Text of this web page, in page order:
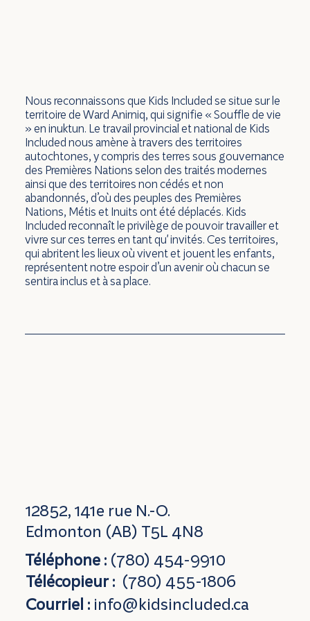
Nous reconnaissons que Kids Included se situe sur le
territoire de Ward Anirniq, qui signifie « Souffle de vie
» en inuktun. Le travail provincial et national de Kids
Included nous amène à travers des territoires
autochtones, y compris des terres sous gouvernance
des Premières Nations selon des traités modernes
ainsi que des territoires non cédés et non
abandonnés, d’où des peuples des Premières
Nations, Métis et Inuits ont été déplacés. Kids
Included reconnaît le privilège de pouvoir travailler et
vivre sur ces terres en tant qu' invités. Ces territoires,
qui abritent les lieux où vivent et jouent les enfants,
représentent notre espoir d’un avenir où chacun se
sentira inclus et à sa place.
12852, 141e rue N.-O.
Edmonton (AB) T5L 4N8
Téléphone : (780) 454-9910
Télécopieur : (780) 455-1806
Courriel : info@kidsincluded.ca